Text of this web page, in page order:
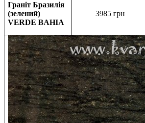
Граніт Бразилія
(зелений)
VERDE BAHIA
3985 грн